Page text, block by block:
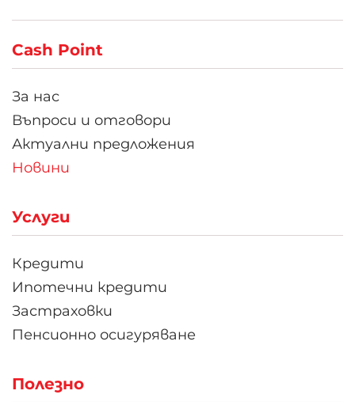
Cash Point
За нас
Въпроси и отговори
Актуални предложения
Новини
Услуги
Кредити
Ипотечни кредити
Застраховки
Пенсионно осигуряване
Полезно